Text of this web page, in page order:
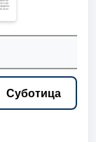
Суботица